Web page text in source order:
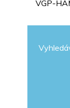
VGP-